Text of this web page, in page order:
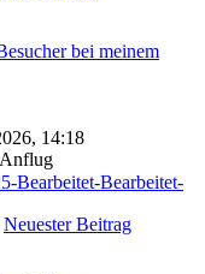
bei meinem
14:18
Neuester Beitrag